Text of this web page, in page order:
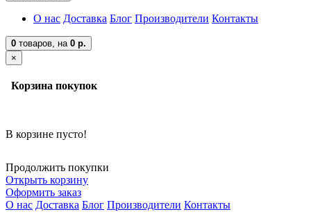
О нас Доставка Блог Производители Контакты
0 товаров, на 0 р.
×
Корзина покупок
В корзине пусто!
Продолжить покупки
Открыть корзину
Оформить заказ
О нас Доставка Блог Производители Контакты